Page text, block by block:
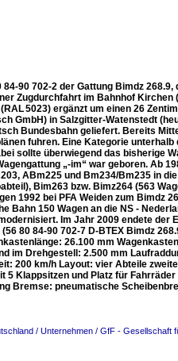
90 702-2 der Gattung Bimdz
Zugdurchfahrt im Bahnhof Kirchen
5023) ergänzt um einen 26
GmbH) in Salzgitter-Watenstedt
Bundesbahn geliefert. Bereits
fuhren. Eine Kategorie
sollte überwiegend das bisherige
„-im“ war geboren. Ab
ABm225 und Bm234/Bm235 in
Bim263 bzw. Bimz264 (563
1992 bei PFA Weiden zum Bimdz
150 Wagen an die NS -
Im Jahr 2009 endete der
80 84-90 702-7 D-BTEX Bimdz
26.100 mm
im Drehgestell: 2.500 mm
200 km/h Layout: vier Abteile
Klappsitzen und Platz für
Bremse: pneumatische
/ Unternehmen / GfF - Gesellschaft